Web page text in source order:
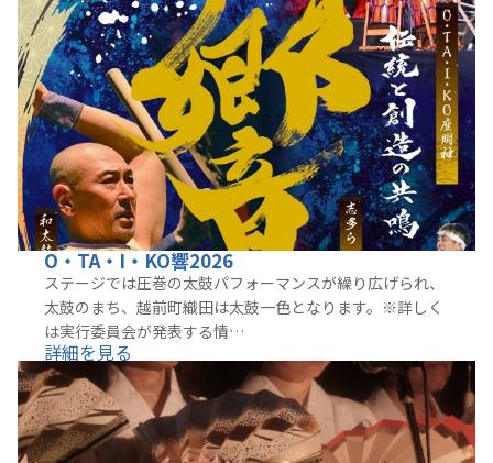
O・TA・I・KO響2026
ステージでは圧巻の太鼓パフォーマンスが繰り広げられ、
太鼓のまち、越前町織田は太鼓一色となります。※詳しく
は実行委員会が発表する情…
詳細を見る